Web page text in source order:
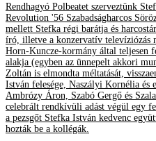
Rendhagyó Polbeatet szerveztünk
Revolution '56 Szabadságharcos
mellett Stefka régi barátja és
író, illetve a konzervatív televíziózás
Horn-Kuncze-kormány által teljesen
alakja (egyben az ünnepelt akkori
Zoltán is elmondta méltatását,
István felesége, Naszályi Kornélia és
Ambrózy Áron, Szabó Gergő és
celebrált rendkívüli adást végül egy
a pezsgőt Stefka István kedvenc
hozták be a kollégák.